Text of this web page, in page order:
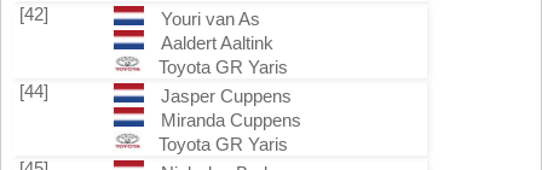
[42]
Youri van As
Aaldert Aaltink
Toyota GR Yaris
[44]
Jasper Cuppens
Miranda Cuppens
Toyota GR Yaris